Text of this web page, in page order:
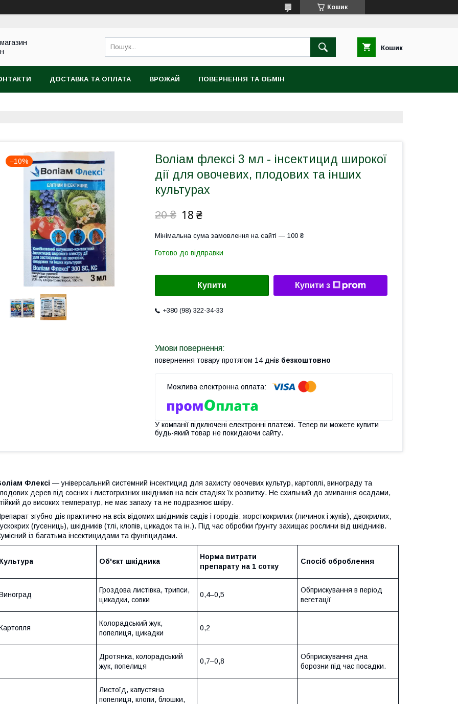
Кошик
Кошик
ДОСТАВКА ТА ОПЛАТА ВРОЖАЙ ПОВЕРНЕННЯ ТА ОБМІН
–10%
Воліам флексі 3 мл - інсектицид широкої
дії для овочевих, плодових та інших
культурах
20 ₴ 18 ₴
Мінімальна сума замовлення на сайті — 100 ₴
Готово до відправки
Купити Купити з
+380 (98) 322-34-33
повернення товару протягом 14 днів безкоштовно
У компанії підключені електронні платежі. Тепер ви можете купити
будь-який товар не покидаючи сайту.
Флексі — універсальний системний інсектицид для захисту овочевих культур, картоплі, винограду та
дерев від сосних і листогризних шкідників на всіх стадіях їх розвитку. Не схильний до змивання осадами,
до високих температур, не має запаху та не подразнює шкіру.
згубно діє практично на всіх відомих шкідників садів і городів: жорсткокрилих (личинок і жуків), двокрилих,
(гусениць), шкідників (тлі, клопів, цикадок та ін.). Під час обробки ґрунту захищає рослини від шкідників.
із багатьма інсектицидами та фунгіцидами.
Культура Об'єкт шкідника
Норма витрати
препарату на 1 сотку
Спосіб оброблення
Гроздова листівка, трипси,
цикадки, совки
0,4–0,5
Обприскування в період
вегетації
Колорадський жук,
попелиця, цикадки
0,2
Дротянка, колорадський
жук, попелиця
0,7–0,8
Обприскування дна
борозни під час посадки.
Листоїд, капустяна
попелиця, клопи, блошки,